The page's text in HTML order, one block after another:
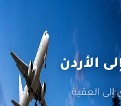
الأردن
العقبة.